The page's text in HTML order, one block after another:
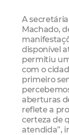
A
Machado,
disponível
permitiu
com o
primeiro
aberturas
reflete a
certeza de
atendida”,